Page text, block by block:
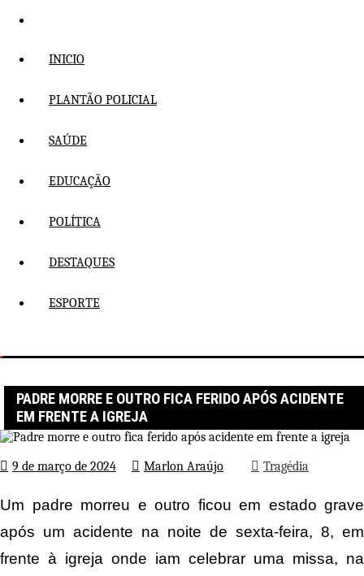
Pular
conteúdo INICIO
PLANTÃO POLICIAL
SAÚDE
EDUCAÇÃO
POLÍTICA
DESTAQUES
ESPORTE
PADRE MORRE E OUTRO FICA FERIDO APÓS ACIDENTE
EM FRENTE A IGREJA
9 de março de 2024 Marlon Araújo Tragédia
Um padre morreu e outro ficou em estado grave
após um acidente na noite de sexta-feira, 8, em
frente à igreja onde iam celebrar uma missa, na